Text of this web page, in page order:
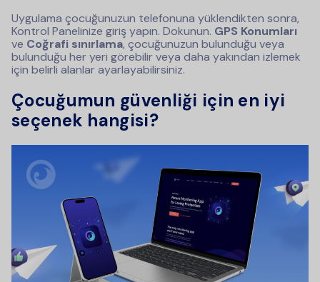
Uygulama çocuğunuzun telefonuna yüklendikten sonra,
Kontrol Panelinize giriş yapın. Dokunun. GPS Konumları
ve Coğrafi sınırlama, çocuğunuzun bulunduğu veya
bulunduğu her yeri görebilir veya daha yakından izlemek
için belirli alanlar ayarlayabilirsiniz.
Çocuğumun güvenliği için en iyi
seçenek hangisi?